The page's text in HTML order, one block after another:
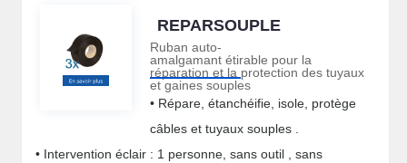
REPARSOUPLE
Ruban auto-
amalgamant étirable pour la
réparation et la protection des tuyaux
et gaines souples
• Répare, étanchéifie, isole, protège
câbles et tuyaux souples .
• Intervention éclair : 1 personne, sans outil , sans